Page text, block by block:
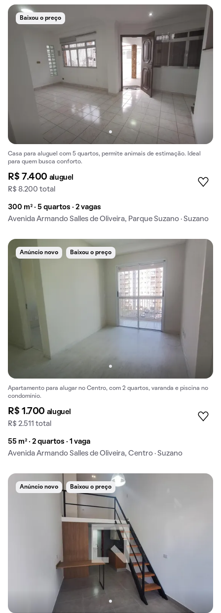
Baixou o preço
Casa para aluguel com 5 quartos, permite animais de estimação. Ideal
para quem busca conforto.
R$ 7.400 aluguel
R$ 8.200 total
300 m² · 5 quartos · 2 vagas
Avenida Armando Salles de Oliveira, Parque Suzano · Suzano
Anúncio novo Baixou o preço
Apartamento para alugar no Centro, com 2 quartos, varanda e piscina no
condomínio.
R$ 1.700 aluguel
R$ 2.511 total
55 m² · 2 quartos · 1 vaga
Avenida Armando Salles de Oliveira, Centro · Suzano
Anúncio novo Baixou o preço